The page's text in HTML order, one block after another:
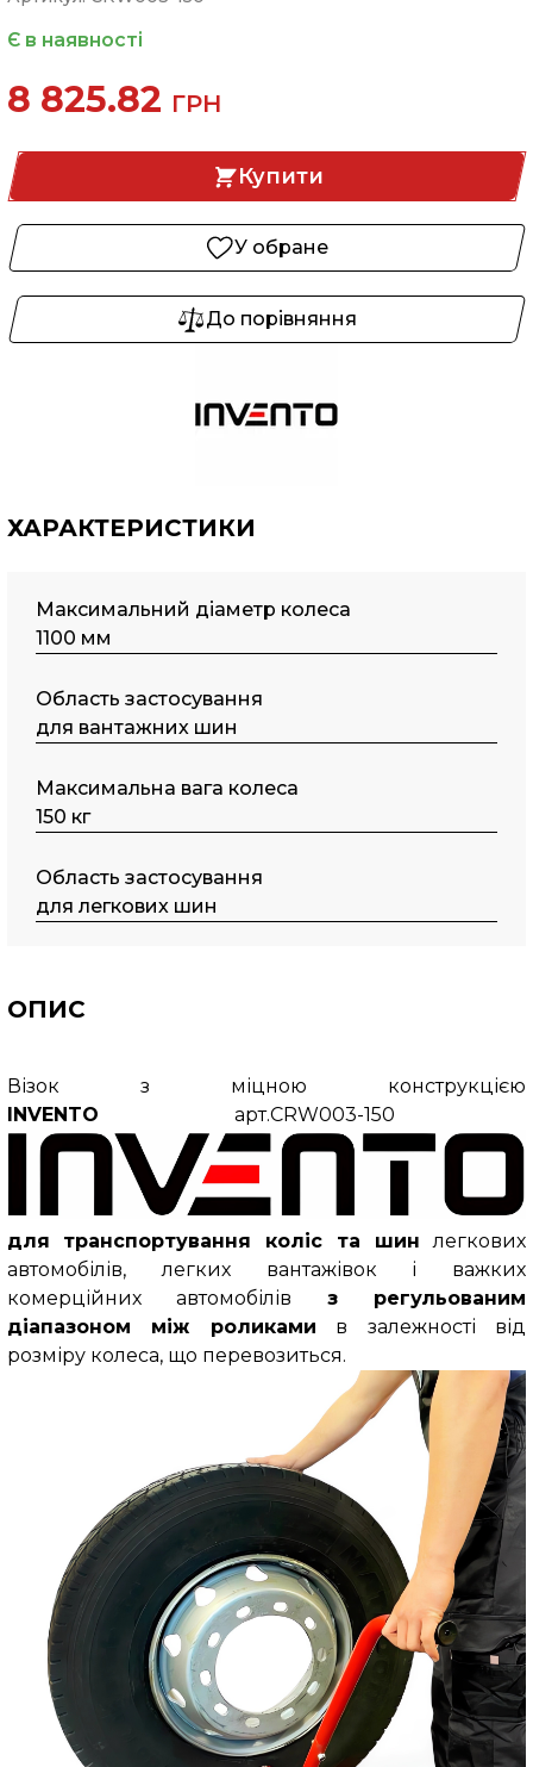
Є в наявності
8 825.82 ГРН
Купити
У обране
До порівняння
ХАРАКТЕРИСТИКИ
Максимальний діаметр колеса
1100 мм
Область застосування
для вантажних шин
Максимальна вага колеса
150 кг
Область застосування
для легкових шин
ОПИС
Візок з міцною конструкцією
INVENTO арт.CRW003-150
для транспортування коліс та шинлегкових
автомобілів,легких вантажівок і важких
комерційних автомобілів
з регульованим
діапазоном між роликами в залежності від
розміру колеса, що перевозиться.